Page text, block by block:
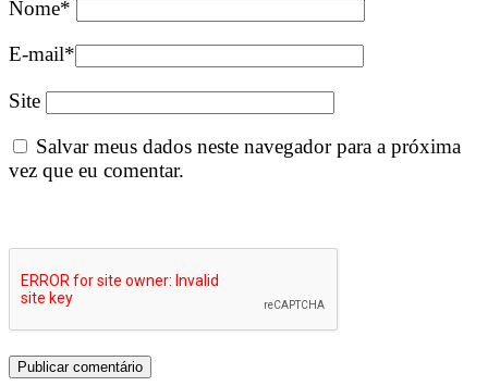
Nome*
E-mail*
Site
Salvar meus dados neste navegador para a próxima
vez que eu comentar.